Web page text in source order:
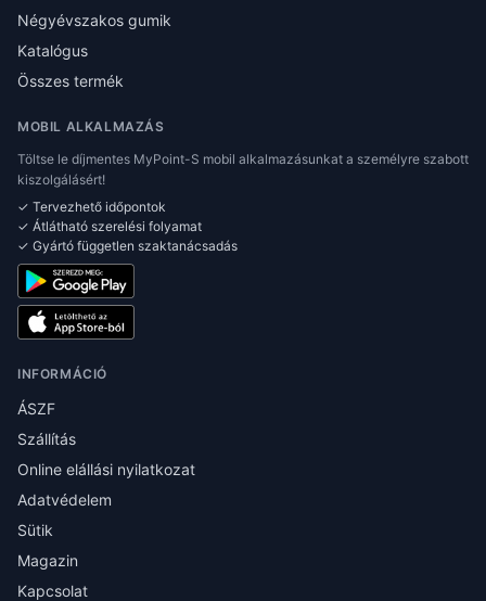
Négyévszakos gumik
Katalógus
Összes termék
MOBIL ALKALMAZÁS
Töltse le díjmentes MyPoint-S mobil alkalmazásunkat a személyre szabott
kiszolgálásért!
✓ Tervezhető időpontok
✓ Átlátható szerelési folyamat
✓ Gyártó független szaktanácsadás
INFORMÁCIÓ
ÁSZF
Szállítás
Online elállási nyilatkozat
Adatvédelem
Sütik
Magazin
Kapcsolat